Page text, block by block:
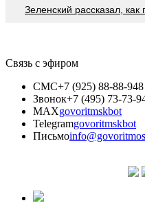
Зеленский рассказал,
Связь с эфиром
СМС+7 (925) 88-88-948
Звонок+7 (495) 73-73-
MAXgovoritmskbot
Telegramgovoritmskbot
Письмо